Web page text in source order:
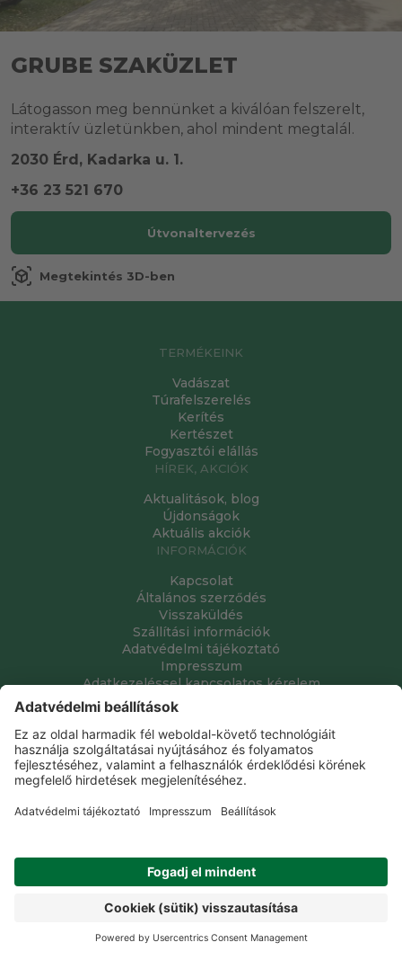
GRUBE SZAKÜZLET
Látogasson meg bennünket a kiválóan felszerelt,
interaktív üzletünkben, ahol mindent megtalál.
2030 Érd, Kadarka u. 1.
+36 23 521 670
Útvonaltervezés
view_in_ar Megtekintés 3D-ben
TERMÉKEINK
Vadászat
Túrafelszerelés
Kerítés
Kertészet
Fogyasztói elállás
HÍREK, AKCIÓK
Aktualitások, blog
Újdonságok
Aktuális akciók
INFORMÁCIÓK
Kapcsolat
Általános szerződés
Visszaküldés
Szállítási információk
Adatvédelmi tájékoztató
Impresszum
Adatkezeléssel kapcsolatos kérelem
Grube Kft. © 2009 - 2026. Minden jog fenntartva. All rights
reserved.
Tervezte és készítette:
Vision-Software, az Octopus 8 ERP
forgalmazója.